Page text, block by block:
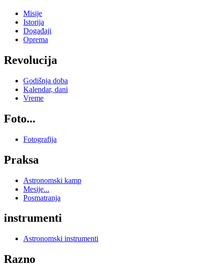
Misije
Istorija
Događaji
Oprema
Revolucija
Godišnja doba
Kalendar, dani
Vreme
Foto...
Fotografija
Praksa
Astronomski kamp
Mesije...
Posmatranja
instrumenti
Astronomski instrumenti
Razno